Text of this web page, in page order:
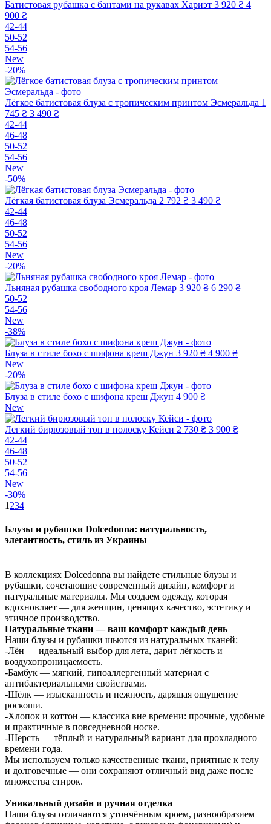
Батистовая рубашка с бантами на рукавах Хариэт 3 920 ₴ 4
900 ₴
42-44
50-52
54-56
New
-20%
Лёгкое батистовая блуза с тропическим принтом Эсмеральда 1
745 ₴ 3 490 ₴
42-44
46-48
50-52
54-56
New
-50%
Лёгкая батистовая блуза Эсмеральда 2 792 ₴ 3 490 ₴
42-44
46-48
50-52
54-56
New
-20%
Льняная рубашка свободного кроя Лемар 3 920 ₴ 6 290 ₴
50-52
54-56
New
-38%
Блуза в стиле бохо с шифона креш Джун 3 920 ₴ 4 900 ₴
New
-20%
Блуза в стиле бохо с шифона креш Джун 4 900 ₴
New
Легкий бирюзовый топ в полоску Кейси 2 730 ₴ 3 900 ₴
42-44
46-48
50-52
54-56
New
-30%
1 234
Блузы и рубашки Dolcedonna: натуральность,
элегантность, стиль из Украины
В коллекциях Dolcedonna вы найдете стильные блузы и
рубашки, сочетающие современный дизайн, комфорт и
натуральные материалы. Мы создаем одежду, которая
вдохновляет — для женщин, ценящих качество, эстетику и
этичное производство.
Натуральные ткани — ваш комфорт каждый день
Наши блузы и рубашки шьются из натуральных тканей:
-Лён — идеальный выбор для лета, дарит лёгкость и
воздухопроницаемость.
-Бамбук — мягкий, гипоаллергенный материал с
антибактериальными свойствами.
-Шёлк — изысканность и нежность, дарящая ощущение
роскоши.
-Хлопок и коттон — классика вне времени: прочные, удобные
и практичные в повседневной носке.
-Шерсть — тёплый и натуральный вариант для прохладного
времени года.
Мы используем только качественные ткани, приятные к телу
и долговечные — они сохраняют отличный вид даже после
множества стирок.
Уникальный дизайн и ручная отделка
Наши блузы отличаются утончённым кроем, разнообразием